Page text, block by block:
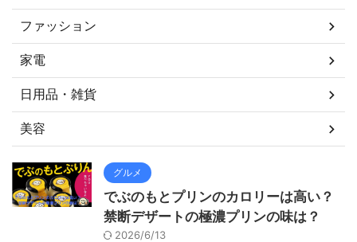
ファッション
家電
日用品・雑貨
美容
グルメ
でぶのもとプリンのカロリーは高い？
禁断デザートの極濃プリンの味は？
2026/6/13